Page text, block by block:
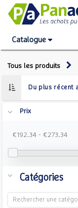
Catalogue
Tous les produits
Prix
€192.34 - €273.34
Catégories